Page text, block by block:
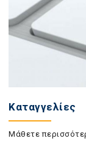
Καταγγελίες
Μάθετε